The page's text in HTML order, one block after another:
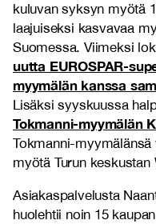
kuluvan syksyn myötä
laajuiseksi kasvavaa
Suomessa. Viimeksi
uutta EUROSPAR-
myymälän kanssa
Lisäksi syyskuussa
Tokmanni-myymälän
Tokmanni-
myötä Turun
Asiakaspalvelusta
huolehtii noin 15